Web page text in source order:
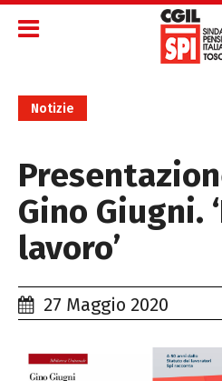
Notizie
Gino Giugni.
lavoro’
27 Maggio 2020